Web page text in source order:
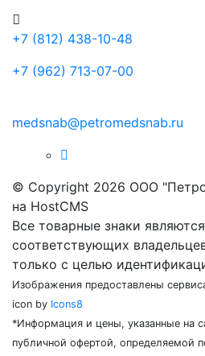
+7 (812) 438-10-48
+7 (962) 713-07-00
medsnab@petromedsnab.ru
© Copyright 2026 ООО
на HostCMS
Все товарные знаки
соответствующих
только с целью
Изображения предоставлены
icon by Icons8
*Информация и цены, указанные на
публичной офертой, определяемой